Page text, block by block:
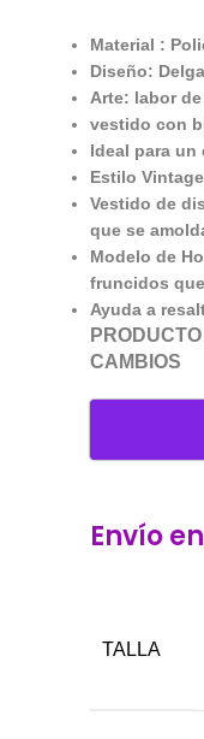
Material :
Diseño:
Arte: labor
vestido con
Ideal para un
Estilo
Vestido de
que se
Modelo de
fruncidos
Ayuda a
CAMBIOS
Envío
TALLA